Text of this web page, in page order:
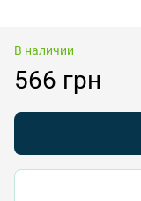
В наличии
566 грн